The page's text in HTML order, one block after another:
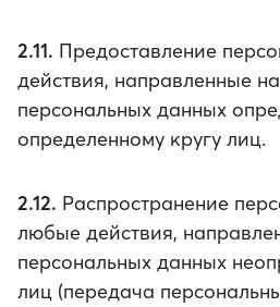
2.11. Предоставление
действия, направленные
персональных данных
определенному кругу лиц.
2.12. Распространение
любые действия,
персональных данных
лиц (передача